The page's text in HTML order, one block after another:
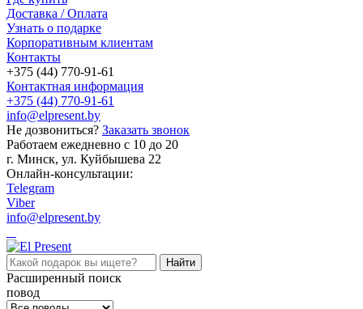
Доставка / Оплата
Узнать о подарке
Корпоративным клиентам
Контакты
+375 (44) 770-91-61
Контактная информация
+375 (44) 770-91-61
info@elpresent.by
Не дозвониться? Заказать звонок
Работаем ежедневно c 10 до 20
г. Минск, ул. Куйбышева 22
Онлайн-консультации:
Telegram
Viber
info@elpresent.by
Расширенный поиск
повод